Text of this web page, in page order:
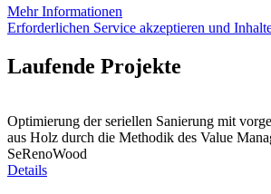
Mehr Informationen
Erforderlichen Service akzeptieren und
Laufende Projekte
Optimierung der seriellen Sanierung mit
aus Holz durch die Methodik des Value
SeRenoWood
Details